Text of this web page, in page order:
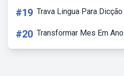
#19 Trava Lingua Para Dicção
#20 Transformar Mes Em Ano